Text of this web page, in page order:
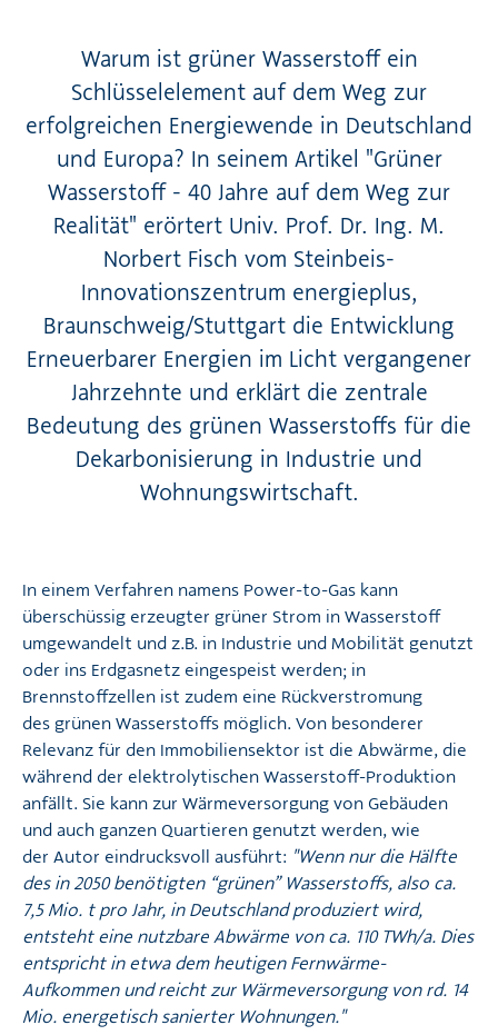
Warum ist grüner Wasserstoff ein
Schlüsselelement auf dem Weg zur
erfolgreichen Energiewende in Deutschland
und Europa? In seinem Artikel "Grüner
Wasserstoff - 40 Jahre auf dem Weg zur
Realität" erörtert Univ. Prof. Dr. Ing. M.
Norbert Fisch vom Steinbeis-
Innovationszentrum energieplus,
Braunschweig/Stuttgart die Entwicklung
Erneuerbarer Energien im Licht vergangener
Jahrzehnte und erklärt die zentrale
Bedeutung des grünen Wasserstoffs für die
Dekarbonisierung in Industrie und
Wohnungswirtschaft.
In einem Verfahren namens Power-to-Gas kann
überschüssig erzeugter grüner Strom in Wasserstoff
umgewandelt und z.B. in Industrie und Mobilität genutzt
oder ins Erdgasnetz eingespeist werden; in
Brennstoffzellen ist zudem eine Rückverstromung
des grünen Wasserstoffs möglich. Von besonderer
Relevanz für den Immobiliensektor ist die Abwärme, die
während der elektrolytischen Wasserstoff-Produktion
anfällt. Sie kann zur Wärmeversorgung von Gebäuden
und auch ganzen Quartieren genutzt werden, wie
der Autor eindrucksvoll ausführt: "Wenn nur die Hälfte
des in 2050 benötigten “grünen” Wasserstoffs, also ca.
7,5 Mio. t pro Jahr, in Deutschland produziert wird,
entsteht eine nutzbare Abwärme von ca. 110 TWh/a. Dies
entspricht in etwa dem heutigen Fernwärme-
Aufkommen und reicht zur Wärmeversorgung von rd. 14
Mio. energetisch sanierter Wohnungen."